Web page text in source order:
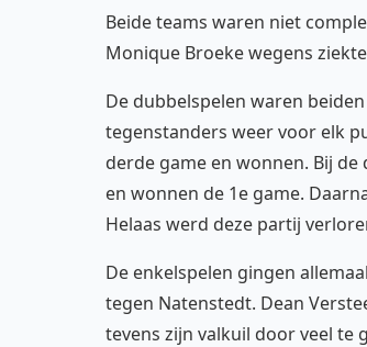
Beide teams waren niet
Monique Broeke wegens
De dubbelspelen waren
tegenstanders weer voor elk
derde game en wonnen. Bij de
en wonnen de 1e game.
Helaas werd deze partij
De enkelspelen gingen
tegen Natenstedt. Dean
tevens zijn valkuil door veel te